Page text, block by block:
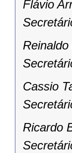
Flávio
Cassio
Ricardo